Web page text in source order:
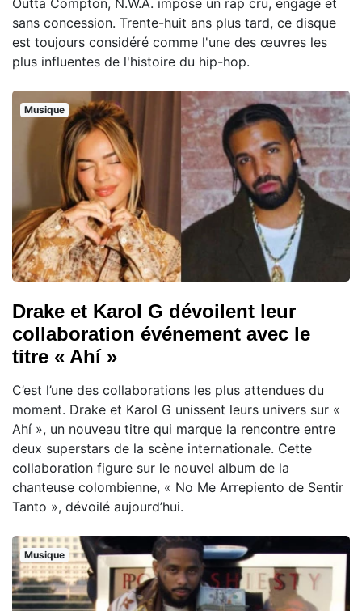
Outta Compton, N.W.A. impose un rap cru, engagé et
sans concession. Trente-huit ans plus tard, ce disque
est toujours considéré comme l'une des œuvres les
plus influentes de l'histoire du hip-hop.
Musique
Drake et Karol G dévoilent leur
collaboration événement avec le
titre « Ahí »
C’est l’une des collaborations les plus attendues du
moment. Drake et Karol G unissent leurs univers sur «
Ahí », un nouveau titre qui marque la rencontre entre
deux superstars de la scène internationale. Cette
collaboration figure sur le nouvel album de la
chanteuse colombienne, « No Me Arrepiento de Sentir
Tanto », dévoilé aujourd’hui.
Musique